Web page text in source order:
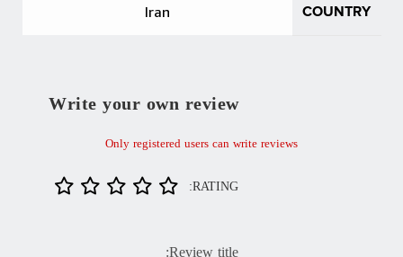
COUNTRY
Iran
Write your own review
Only registered users can write reviews
RATING: